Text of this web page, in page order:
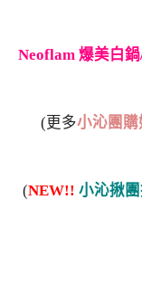
Neoflam 爆美白
(更多小沁團購
(NEW!! 小沁揪